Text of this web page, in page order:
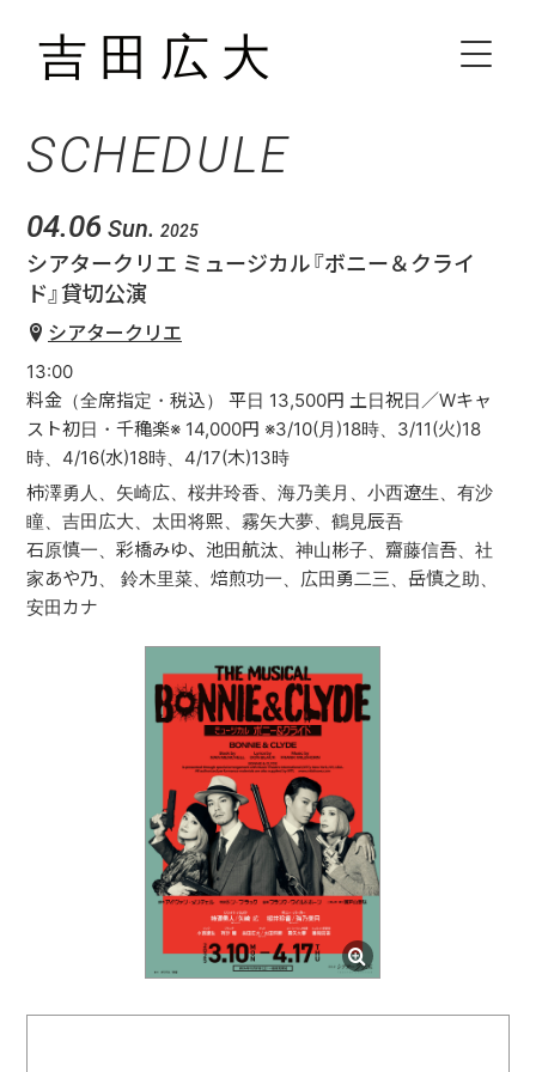
HOME
DISCOGRAPHY
CONTACT
SCHEDULE
04.06 Sun. 2025
シアタークリエ ミュージカル『ボニー＆クライ
ド』貸切公演
シアタークリエ
13:00
料金（全席指定・税込） 平日 13,500円 土日祝日／Wキャ
スト初日・千穐楽※ 14,000円 ※3/10(月)18時、3/11(火)18
時、4/16(水)18時、4/17(木)13時
柿澤勇人、矢崎広、桜井玲香、海乃美月、小西遼生、有沙
瞳、吉田広大、太田将熙、霧矢大夢、鶴見辰吾
石原慎一、彩橋みゆ、池田航汰、神山彬子、齋藤信吾、社
家あや乃、 鈴木里菜、焙煎功一、広田勇二三、岳慎之助、
安田カナ